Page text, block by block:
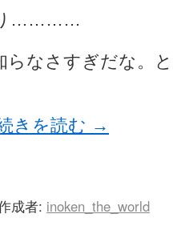
り…………
らなさすぎだな。
きを読む →
成者: inoken_the_world